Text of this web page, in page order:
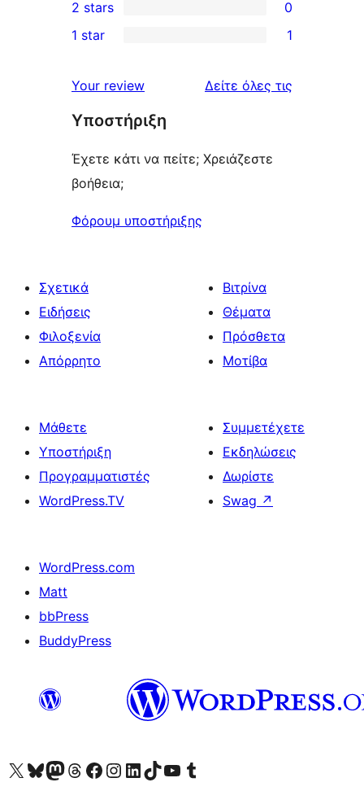
reviews
star
reviews
3-
star
2-
reviews
2 stars 0
star
review
1 star 1
Your review Δείτε όλες τις
Υποστήριξη
Έχετε κάτι να πείτε; Χρειάζεστε
βοήθεια;
Φόρουμ υποστήριξης
Σχετικά
Ειδήσεις
Φιλοξενία
Απόρρητο
Βιτρίνα
Θέματα
Πρόσθετα
Μοτίβα
Μάθετε
Υποστήριξη
Προγραμματιστές
WordPress.TV
Συμμετέχετε
Εκδηλώσεις
Δωρίστε
Swag ↗
WordPress.com
Matt
bbPress
BuddyPress
Visit our X (formerly Twitter) account
Visit our Bluesky account
Επισκεφθείτε τον λογαριασμό μας στο Mastodon
Visit our Threads account
Επισκεφτείτε τη σελίδα μας στο Facebook
Επισκεφθείτε τον λογαριασμό μας Instagram
Επισκεφθείτε τον λογαριασμό μας LinkedIn
Visit our TikTok account
Visit our YouTube channel
Visit our Tumblr account